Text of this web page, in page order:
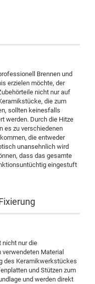
Brennen und
erzielen möchte, der
nicht nur auf
die zum
sollten keinesfalls
werden. Durch die Hitze
es zu verschiedenen
die entweder
unansehnlich wird
dass das gesamte
eingestuft
nicht nur die
Material
des Keramikwerkstückes
und Stützen zum
und werden direkt